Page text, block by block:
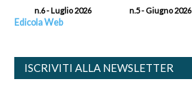
n.6 - Luglio 2026 n.5 - Giugno 2026
Edicola Web
ISCRIVITI ALLA NEWSLETTER